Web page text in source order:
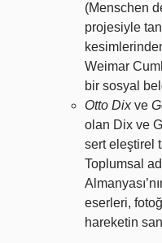
(Menschen
projesiyle
Weimar
bir sosyal
Otto Dixve
olan Dix ve
sert eleştirel
Toplumsal
eserleri,
hareketin